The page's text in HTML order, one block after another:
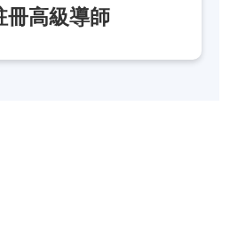
冊高級導師